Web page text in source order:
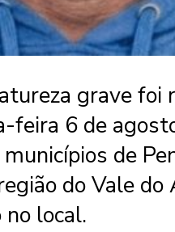
grave foi
feira 6 de
de
do Vale
local.